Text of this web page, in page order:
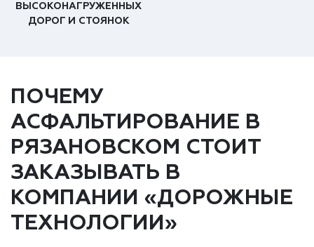
ВЫСОКОНАГРУЖЕННЫХ
ДОРОГ И СТОЯНОК
ПОЧЕМУ
АСФАЛЬТИРОВАНИЕ В
РЯЗАНОВСКОМ СТОИТ
ЗАКАЗЫВАТЬ В
КОМПАНИИ «ДОРОЖНЫЕ
ТЕХНОЛОГИИ»